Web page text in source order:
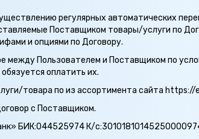
регулярных автоматических
Поставщиком товары/услуги по
и опциями по Договору.
между Пользователем и Поставщиком по
оплатить их.
товара по из ассортимента сайта https://
с Поставщиком.
БИК:044525974 К/